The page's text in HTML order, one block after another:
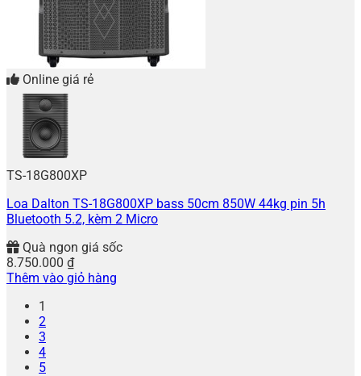
Online giá rẻ
TS-18G800XP
Loa Dalton TS-18G800XP bass 50cm 850W 44kg pin 5h
Bluetooth 5.2, kèm 2 Micro
Quà ngon giá sốc
8.750.000 ₫
Thêm vào giỏ hàng
1
2
3
4
5